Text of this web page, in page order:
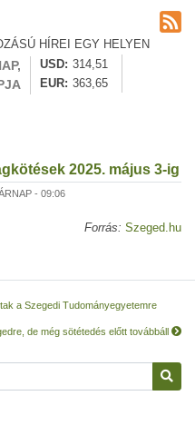
HÍREI EGY HELYEN
USD
314,51
EUR
363,65
2025. május 3-ig
- 09:06
Forrás: Szeged.hu
a Szegedi Tudományegyetemre
de még sötétedés előtt továbbáll